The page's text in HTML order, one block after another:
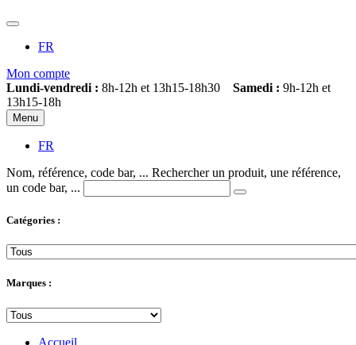
FR
Mon compte
Lundi-vendredi : 8h-12h et 13h15-18h30 Samedi : 9h-12h et
13h15-18h
Menu
FR
Nom, référence, code bar, ... Rechercher un produit, une référence,
un code bar, ...
Catégories :
Marques :
Accueil